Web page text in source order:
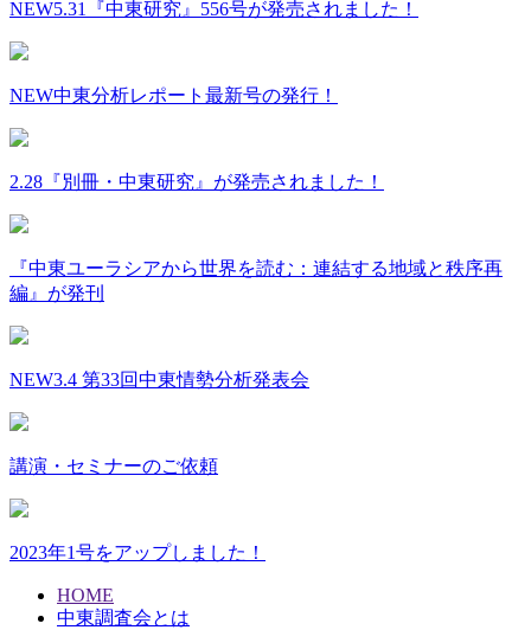
NEW5.31『中東研究』556号が発売されました！
NEW中東分析レポート最新号の発行！
2.28『別冊・中東研究』が発売されました！
『中東ユーラシアから世界を読む：連結する地域と秩序再
編』が発刊
NEW3.4 第33回中東情勢分析発表会
講演・セミナーのご依頼
2023年1号をアップしました！
HOME
中東調査会とは